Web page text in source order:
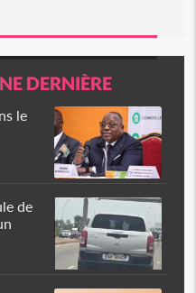
DERNIÈRE
le
de